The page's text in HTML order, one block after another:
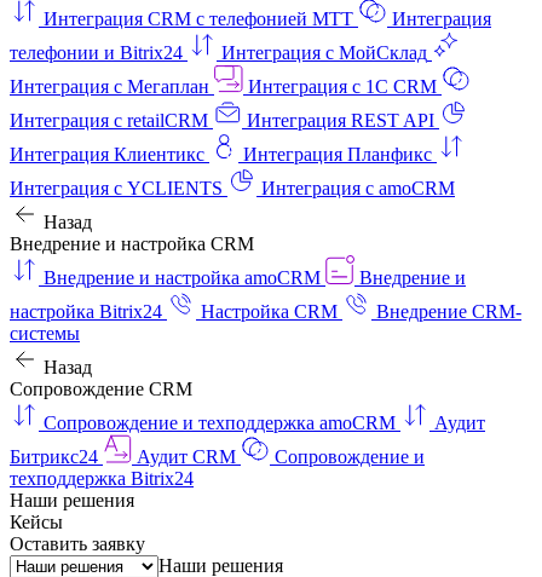
Интеграция CRM с телефонией МТТ
Интеграция
телефонии и Bitrix24
Интеграция с МойСклад
Интеграция с Мегаплан
Интеграция с 1C CRM
Интеграция с retailCRM
Интеграция REST API
Интеграция Клиентикс
Интеграция Планфикс
Интеграция с YCLIENTS
Интеграция с amoCRM
Назад
Внедрение и настройка CRM
Внедрение и настройка amoCRM
Внедрение и
настройка Bitrix24
Настройка CRM
Внедрение CRM-
системы
Назад
Сопровождение CRM
Сопровождение и техподдержка amoCRM
Аудит
Битрикс24
Аудит CRM
Сопровождение и
техподдержка Bitrix24
Наши решения
Кейсы
Оставить заявку
Наши решения